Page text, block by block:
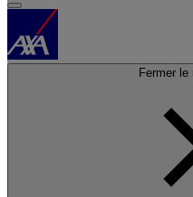
Fermer le